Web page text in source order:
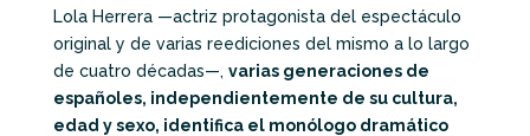
Lola Herrera —actriz protagonista del espectáculo
original y de varias reediciones del mismo a lo largo
de cuatro décadas—, varias generaciones de
españoles, independientemente de su cultura,
edad y sexo, identifica el monólogo dramático